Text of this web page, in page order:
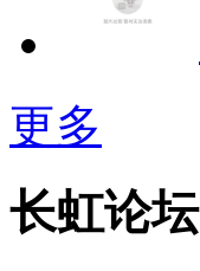
更多
长虹论坛